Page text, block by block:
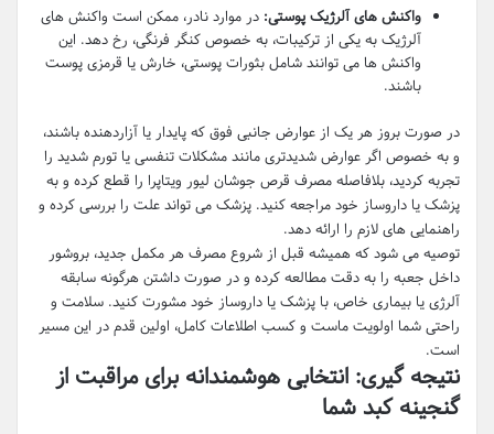
واکنش های آلرژیک پوستی: در موارد نادر، ممکن است واکنش های
آلرژیک به یکی از ترکیبات، به خصوص کنگر فرنگی، رخ دهد. این
واکنش ها می توانند شامل بثورات پوستی، خارش یا قرمزی پوست
باشند.
در صورت بروز هر یک از عوارض جانبی فوق که پایدار یا آزاردهنده باشند،
و به خصوص اگر عوارض شدیدتری مانند مشکلات تنفسی یا تورم شدید را
تجربه کردید، بلافاصله مصرف قرص جوشان لیور ویتاپرا را قطع کرده و به
پزشک یا داروساز خود مراجعه کنید. پزشک می تواند علت را بررسی کرده و
راهنمایی های لازم را ارائه دهد.
توصیه می شود که همیشه قبل از شروع مصرف هر مکمل جدید، بروشور
داخل جعبه را به دقت مطالعه کرده و در صورت داشتن هرگونه سابقه
آلرژی یا بیماری خاص، با پزشک یا داروساز خود مشورت کنید. سلامت و
راحتی شما اولویت ماست و کسب اطلاعات کامل، اولین قدم در این مسیر
است.
نتیجه گیری: انتخابی هوشمندانه برای مراقبت از
گنجینه کبد شما